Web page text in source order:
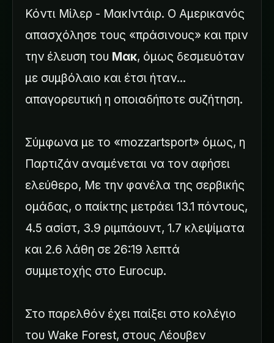
Κόντι Μίλερ - ΜακΙντάιρ. Ο Αμερικανός
απασχόλησε τους «πράσινους» και πριν
την έλευση του Μακ, όμως δεσμευόταν
με συμβόλαιο και έτσι ήταν...
απαγορευτική η οποιαδήποτε συζήτηση.
Σύμφωνα με το «mozzartsport» όμως, η
Παρτιζάν αναμένεται να τον αφήσει
ελεύθερο, Με την φανέλα της σερβικής
ομάδας, ο παίκτης μετράει 13.1 πόντους,
4.5 ασίστ, 3.9 ριμπάουντ, 1.7 κλεψίματα
και 2.6 λάθη σε 26:19 λεπτά
συμμετοχής στο Eurocup.
Στο παρελθόν έχει παίξει στο κολέγιο
του Wake Forest, στους Λέουβεν